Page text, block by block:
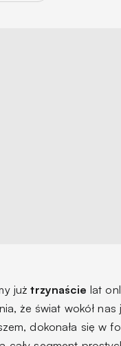
jużtrzynaście lat
że świat wokół nas
dokonała się w